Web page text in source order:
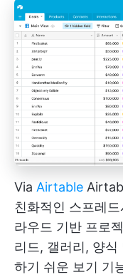
Via Airtable
친화적인 스프레
라우드 기반 프로
리드, 갤러리, 양식
하기 쉬운 보기 기